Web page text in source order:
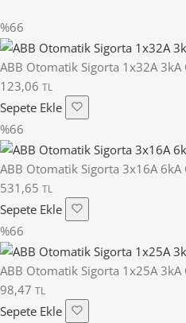
%66
ABB Otomatik Sigorta 1x32A 3kA
123,06 TL
Sepete Ekle
%66
ABB Otomatik Sigorta 3x16A 6kA
531,65 TL
Sepete Ekle
%66
ABB Otomatik Sigorta 1x25A 3kA
98,47 TL
Sepete Ekle